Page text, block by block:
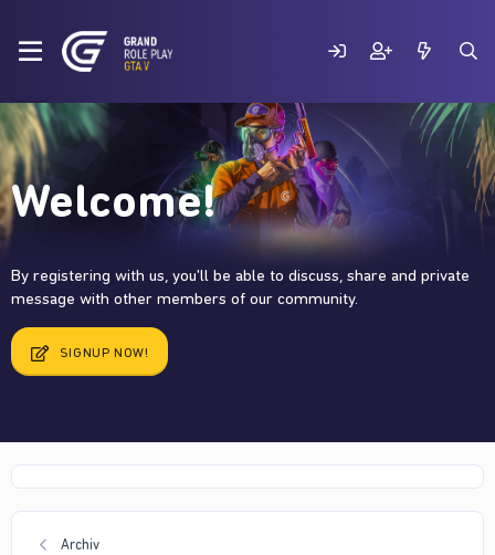
Welcome!
By registering with us, you'll be able to discuss, share and private
message with other members of our community.
SIGNUP NOW!
Archiv